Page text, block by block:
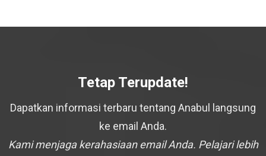
Tetap Terupdate!
Dapatkan informasi terbaru tentang Anabul langsung
ke email Anda.
Kami menjaga kerahasiaan email Anda. Pelajari lebih